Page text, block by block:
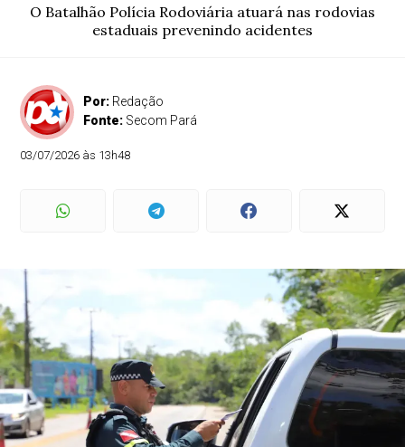
O Batalhão Polícia Rodoviária atuará nas rodovias
estaduais prevenindo acidentes
Por: Redação
Fonte: Secom Pará
03/07/2026 às 13h48